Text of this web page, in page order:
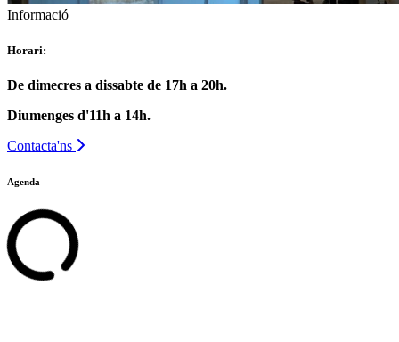
Informació
Horari:
De dimecres a dissabte de 17h a 20h.
Diumenges d'11h a 14h.
Contacta'ns
Agenda